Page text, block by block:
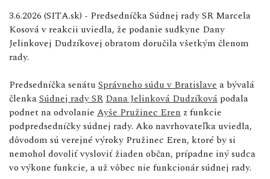
3.6.2026 (SITA.sk) - Predsedníčka Súdnej rady SR Marcela
Kosová v reakcii uviedla, že podanie sudkyne Dany
Jelinkovej Dudzíkovej obratom doručila všetkým členom
rady.
Predsedníčka senátu Správneho súdu v Bratislave a bývalá
členkaSúdnej rady SR Dana Jelinková Dudzíková podala
podnet na odvolanie Ayše Pružinec Eren z funkcie
podpredsedníčky súdnej rady. Ako navrhovateľka uviedla,
dôvodom sú verejné výroky Pružinec Eren, ktoré by si
nemohol dovoliť vysloviť žiaden občan, prípadne iný sudca
vo výkone funkcie, a už vôbec nie funkcionár súdnej rady.